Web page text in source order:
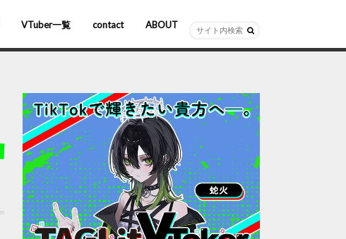
VTuber一覧
バーチャルYouTuber
VR/AR
ホロライブ
にじさんじ
ななしいんく
ぶいすぽっ！
contact ABOUT